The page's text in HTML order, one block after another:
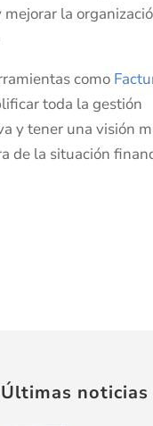
mejorar la
como
toda la gestión
y tener una visión
de la situación
Últimas noticias